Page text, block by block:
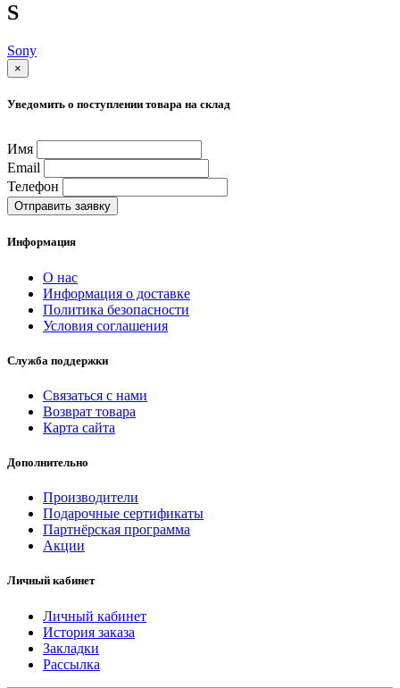
S
Sony
×
Уведомить о поступлении товара на склад
Имя
Email
Телефон
Отправить заявку
Информация
О нас
Информация о доставке
Политика безопасности
Условия соглашения
Служба поддержки
Связаться с нами
Возврат товара
Карта сайта
Дополнительно
Производители
Подарочные сертификаты
Партнёрская программа
Акции
Личный кабинет
Личный кабинет
История заказа
Закладки
Рассылка